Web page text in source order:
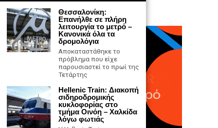
Θεσσαλονίκη:
Επανήλθε σε πλήρη
λειτουργία το μετρό –
Κανονικά όλα τα
δρομολόγια
Αποκαταστάθηκε το
πρόβλημα που είχε
παρουσιαστεί το πρωί της
Τετάρτης
Hellenic Train: Διακοπή
σιδηροδρομικής
κυκλοφορίας στο
τμήμα Οινόη – Χαλκίδα
λόγω φωτιάς